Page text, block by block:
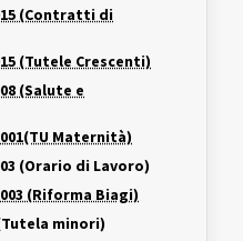
(Contratti di
(Tutele Crescenti)
(Salute e
Maternità)
(Orario di Lavoro)
(Riforma Biagi)
minori)